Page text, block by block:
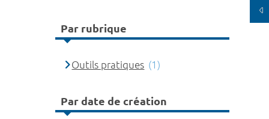
Par rubrique
Outils pratiques (1)
Par date de création